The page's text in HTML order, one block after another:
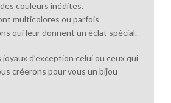
couleurs inédites.
multicolores ou parfois
qui leur donnent un éclat spécial.
d’exception celui ou ceux qui
créerons pour vous un bijou